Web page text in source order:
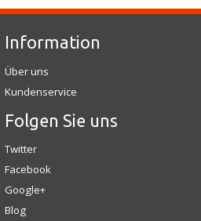
Information
Über uns
Kundenservice
Folgen Sie uns
Twitter
Facebook
Google+
Blog